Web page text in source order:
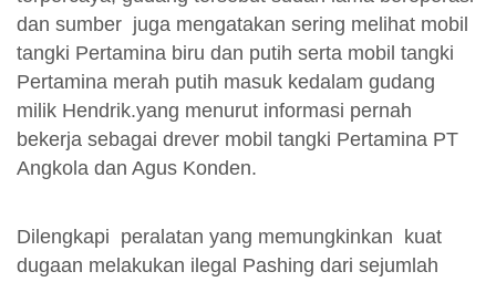
dan sumber juga mengatakan sering melihat mobil
tangki Pertamina biru dan putih serta mobil tangki
Pertamina merah putih masuk kedalam gudang
milik Hendrik.yang menurut informasi pernah
bekerja sebagai drever mobil tangki Pertamina PT
Angkola dan Agus Konden.
Dilengkapi peralatan yang memungkinkan kuat
dugaan melakukan ilegal Pashing dari sejumlah